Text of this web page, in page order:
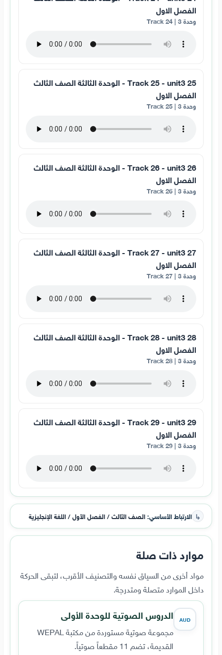
الفصل الاول
وحدة 3 | Track 24
25 Track 25 - unit3 - الوحدة الثالثة الصف الثالث
الفصل الاول
وحدة 3 | Track 25
26 Track 26 - unit3 - الوحدة الثالثة الصف الثالث
الفصل الاول
وحدة 3 | Track 26
27 Track 27 - unit3 - الوحدة الثالثة الصف الثالث
الفصل الاول
وحدة 3 | Track 27
28 Track 28 - unit3 - الوحدة الثالثة الصف الثالث
الفصل الاول
وحدة 3 | Track 28
29 Track 29 - unit3 - الوحدة الثالثة الصف الثالث
الفصل الاول
وحدة 3 | Track 29
↳ الارتباط الأساسي:الصف الثالث / الفصل الأول / اللغة الإنجليزية
موارد ذات صلة
مواد أخرى من السياق نفسه والتصنيف الأقرب، لتبقى الحركة
داخل الموارد متصلة ومتدرجة.
AUD الدروس الصوتية للوحدة الأولى
مجموعة صوتية مستوردة من مكتبة WEPAL
القديمة، تضم 11 مقطعاً صوتياً.